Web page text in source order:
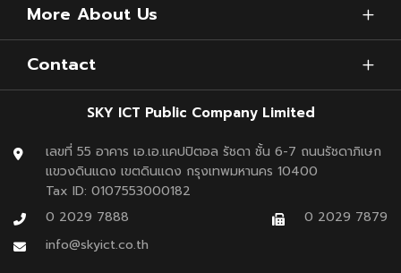
More About Us
Contact
SKY ICT Public Company Limited
เลขที่ 55 อาคาร เอ.เอ.แคปปิตอล รัชดา ชั้น 6-7 ถนนรัชดาภิเษก
แขวงดินแดง เขตดินแดง กรุงเทพมหานคร 10400
Tax ID: 0107553000182
0 2029 7888
0 2029 7879
info@skyict.co.th